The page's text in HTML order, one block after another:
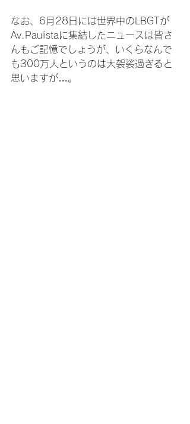
なお、6月28日には世界中のLBGTが
Av.Paulistaに集結したニュースは皆さ
んもご記憶でしょうが、いくらなんで
も300万人というのは大袈裟過ぎると
思いますが…。